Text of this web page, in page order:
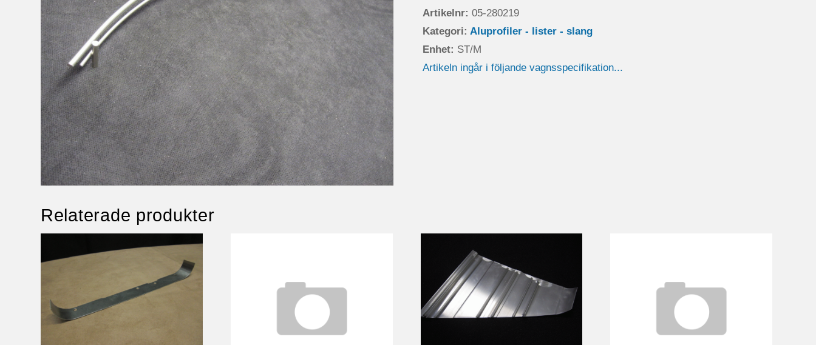
DIVIDERL=653
2009-
2011
mängd
Artikelnr:05-280219
Kategori:Aluprofiler - lister - slang
Enhet: ST/M
Artikeln ingår i följande vagnsspecifikation...
Relaterade produkter